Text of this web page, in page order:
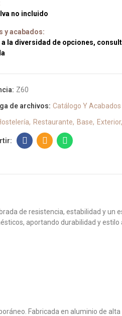
no incluido
y acabados:
a la diversidad de opciones,
Z60
de archivos: Catálogo Y
Restaurante Base Exterior
de resistencia, estabilidad y
aportando durabilidad y estilo
Fabricada en aluminio de